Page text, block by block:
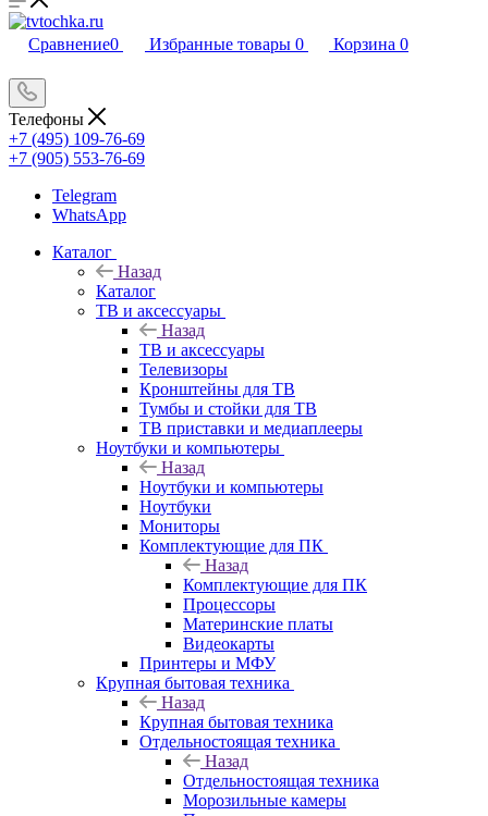
Сравнение0 Избранные товары 0 Корзина 0
Телефоны
+7 (495) 109-76-69
+7 (905) 553-76-69
Telegram
WhatsApp
Каталог
Назад
Каталог
ТВ и аксессуары
Назад
ТВ и аксессуары
Телевизоры
Кронштейны для ТВ
Тумбы и стойки для ТВ
ТВ приставки и медиаплееры
Ноутбуки и компьютеры
Назад
Ноутбуки и компьютеры
Ноутбуки
Мониторы
Комплектующие для ПК
Назад
Комплектующие для ПК
Процессоры
Материнские платы
Видеокарты
Принтеры и МФУ
Крупная бытовая техника
Назад
Крупная бытовая техника
Отдельностоящая техника
Назад
Отдельностоящая техника
Морозильные камеры